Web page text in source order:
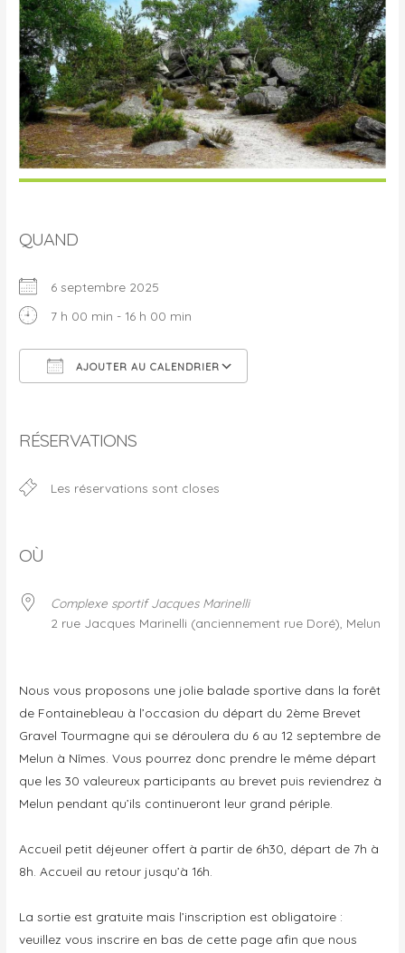
QUAND
6 septembre 2025
7 h 00 min - 16 h 00 min
AJOUTER AU CALENDRIER
RÉSERVATIONS
Les réservations sont closes
OÙ
Complexe sportif Jacques Marinelli
2 rue Jacques Marinelli (anciennement rue Doré), Melun
Nous vous proposons une jolie balade sportive dans la forêt
de Fontainebleau à l’occasion du départ du 2ème Brevet
Gravel Tourmagne qui se déroulera du 6 au 12 septembre de
Melun à Nîmes. Vous pourrez donc prendre le même départ
que les 30 valeureux participants au brevet puis reviendrez à
Melun pendant qu’ils continueront leur grand périple.
Accueil petit déjeuner offert à partir de 6h30, départ de 7h à
8h. Accueil au retour jusqu’à 16h.
La sortie est gratuite mais l’inscription est obligatoire :
veuillez vous inscrire en bas de cette page afin que nous